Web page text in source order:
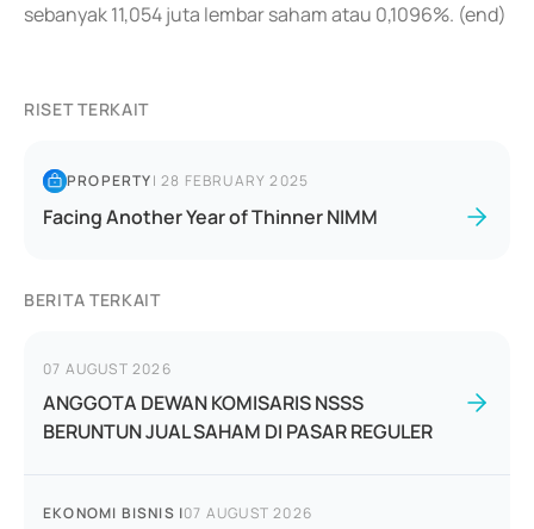
sebanyak 11,054 juta lembar saham atau 0,1096%. (end)
RISET TERKAIT
PROPERTY|28 FEBRUARY 2025
Facing Another Year of Thinner NIMM
BERITA TERKAIT
07 AUGUST 2026
ANGGOTA DEWAN KOMISARIS NSSS
BERUNTUN JUAL SAHAM DI PASAR REGULER
EKONOMI BISNIS |07 AUGUST 2026